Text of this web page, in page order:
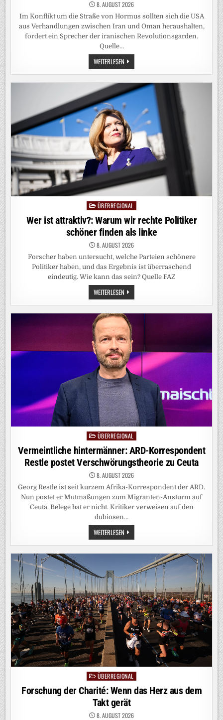
8. AUGUST 2026
Im Konflikt um die Straße von Hormus sollten sich die USA
aus Verhandlungen zwischen Iran und Oman heraushalten,
fordert ein Sprecher der iranischen Revolutionsgarden.
Quelle…
WEITERLESEN KRIEG
IN
NAHOST:
IRAN:
USA
MÜSSEN
AUF
UNSERE
FORDERUNGEN
EINGEHEN
Posted
in
ÜBERREGIONAL
Wer ist attraktiv?: Warum wir rechte Politiker
schöner finden als linke
8. AUGUST 2026
Forscher haben untersucht, welche Parteien schönere
Politiker haben, und das Ergebnis ist überraschend
eindeutig. Wie kann das sein? Quelle FAZ
WEITERLESEN WER
IST
ATTRAKTIV?:
WIR
RECHTE
POLITIKER
SCHÖNER
FINDEN
ALS
LINKE
PostedÜBERREGIONAL
Vermeintliche hintermänner: ARD-Korrespondent
Restle postet Verschwörungstheorie zu Ceuta
8. AUGUST 2026
Georg Restle ist seit kurzem Afrika-Korrespondent der ARD.
Nun postet er Mutmaßungen zum Migranten-Ansturm auf
Ceuta. Belege hat er nicht. Kritiker verweisen auf den
dubiosen…
WEITERLESEN VERMEINTLICHE
HINTERMÄNNER:
ARD-
POSTET
VERSCHWÖRUNGSTHEORIE
ZU
CEUTA
PostedÜBERREGIONAL
Forschung der Charité: Wenn das Herz aus dem
Takt gerät
8. AUGUST 2026